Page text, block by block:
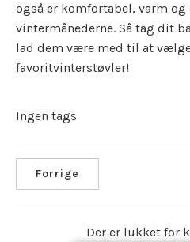
også er komfortabel, varm
vintermånederne. Så tag dit
lad dem være med til at
favoritvinterstøvler!
Ingen tags
Forrige
Der er lukket for